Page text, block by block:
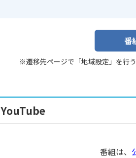
番
※遷移先ページで「地域設定」を行
YouTube
番組は、